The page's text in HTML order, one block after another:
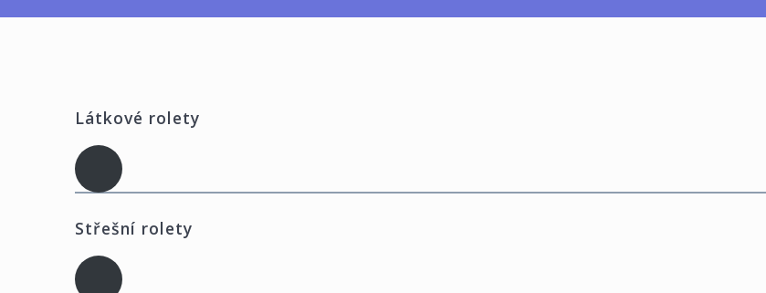
Látkové rolety
Střešní rolety